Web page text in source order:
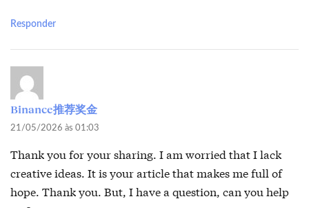
Responder
Binance推荐奖金
21/05/2026 às 01:03
Thank you for your sharing. I am worried that I lack
creative ideas. It is your article that makes me full of
hope. Thank you. But, I have a question, can you help